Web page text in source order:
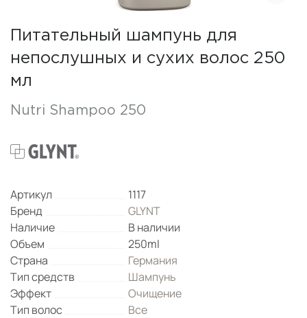
Питательный шампунь для
непослушных и сухих волос 250
мл
Nutri Shampoo 250
Артикул
1117
Бренд
GLYNT
Наличие
В наличии
Объем
250ml
Страна
Германия
Тип средств
Шампунь
Эффект
Очищение
Тип волос
Все